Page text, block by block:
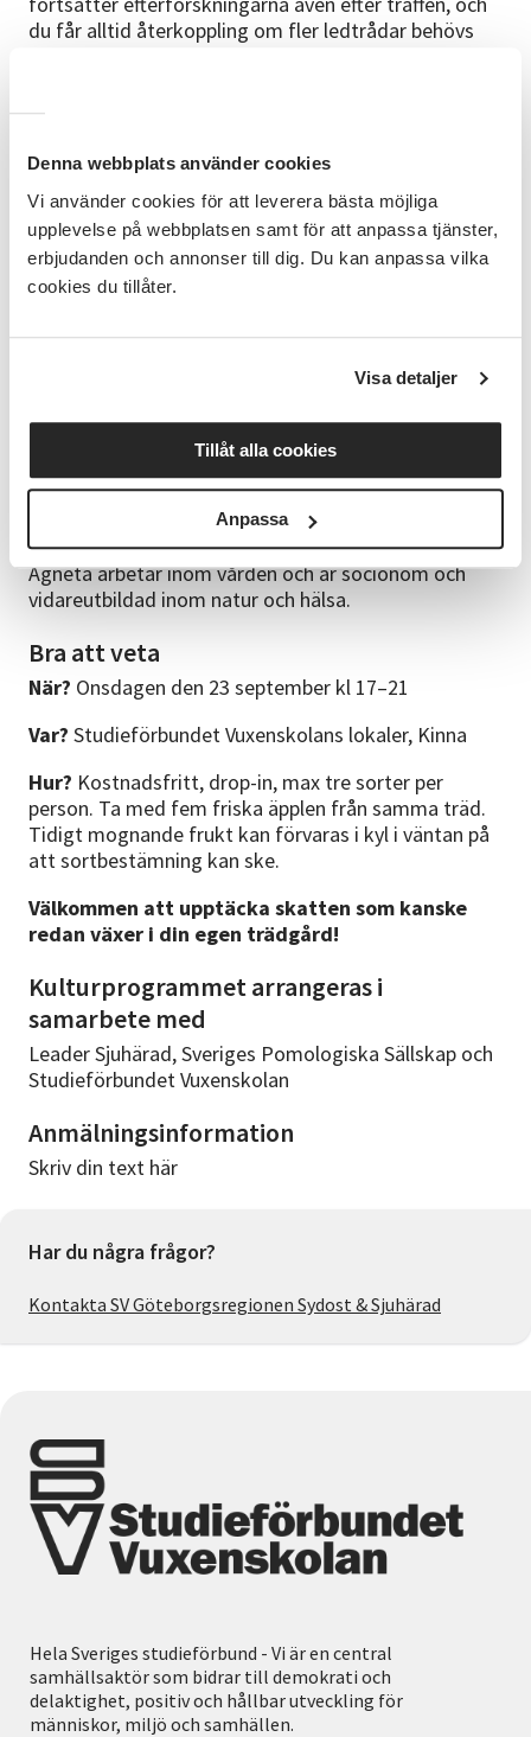
Denna webbplats använder cookies
Vi använder cookies för att leverera bästa möjliga
upplevelse på webbplatsen samt för att anpassa tjänster,
erbjudanden och annonser till dig. Du kan anpassa vilka
cookies du tillåter.
Visa detaljer
Tillåt alla cookies
Anpassa
du får alltid återkoppling om fler ledtrådar behövs
anordnas i samarbete med Studieförbundet
Vuxenskolan.
Medverkande
Agneta Lundberg och Anna Holmgren är Pomologer
som kommer att vara på plats och sortbestämma
som pomologer och sortbestämmare sedan många
Pomologiska Sällskap.
Anna arbetar på ett Garden Center och har en
fil.kand. i historia och skriver artiklar och böcker om
Agneta arbetar inom vården och är socionom och
vidareutbildad inom natur och hälsa.
Bra att veta
När? Onsdagen den 23 september kl 17–21
Var? Studieförbundet Vuxenskolans lokaler, Kinna
Hur? Kostnadsfritt, drop-in, max tre sorter per
person. Ta med fem friska äpplen från samma träd.
Tidigt mognande frukt kan förvaras i kyl i väntan på
att sortbestämning kan ske.
Välkommen att upptäcka skatten som kanske
redan växer i din egen trädgård!
Kulturprogrammet arrangeras i
samarbete med
Leader Sjuhärad, Sveriges Pomologiska Sällskap och
Studieförbundet Vuxenskolan
Anmälningsinformation
Skriv din text här
Har du några frågor?
Kontakta SV Göteborgsregionen Sydost & Sjuhärad
Hela Sveriges studieförbund - Vi är en central
samhällsaktör som bidrar till demokrati och
delaktighet, positiv och hållbar utveckling för
människor, miljö och samhällen.